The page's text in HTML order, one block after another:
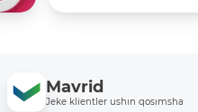
Mavrid
Jeke klientler ushın qosımsha